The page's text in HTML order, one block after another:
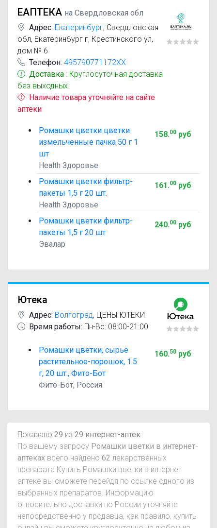
ЕАПТЕКА на Свердловская обл
Адрес: Екатеринбург, Свердловская
обл, Екатеринбург г, Крестинского ул,
дом № 6
Телефон: 495790771172XX
Доставка : Круглосуточная доставка
без выходных
Наличие товара уточняйте на сайте
аптеки
Ромашки цветки цветки
измельченные пачка 50 г 1
шт
Health Здоровье
158.00руб
Ромашки цветки фильтр-
пакеты 1,5 г 20 шт.
Health Здоровье
161.00руб
Ромашки цветки фильтр-
пакеты 1,5 г 20 шт
Эвалар
240.00руб
Ютека
Адрес: Волгоград, ЦЕНЫ ЮТЕКИ
Время работы: Пн-Вс: 08:00-21:00
Ромашки цветки, сырье
растительное-порошок, 1.5
г, 20 шт., Фито-Бот
Фито-Бот, Россия
160.50руб
Показано 29 из 29 интернет-аптек
По вашему запросу Ромашки цветки в интернет-
аптеках всего найдено 62 лекарственных
препарата Купить Ромашки цветки в интернет
аптеке вы сможете перейдя по ссылке одного из
выбранных препаратов. Информацию
относительно доставки по России уточняйте
непосредственно у продавца, как правило, купить